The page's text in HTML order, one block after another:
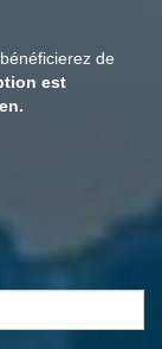
de
est